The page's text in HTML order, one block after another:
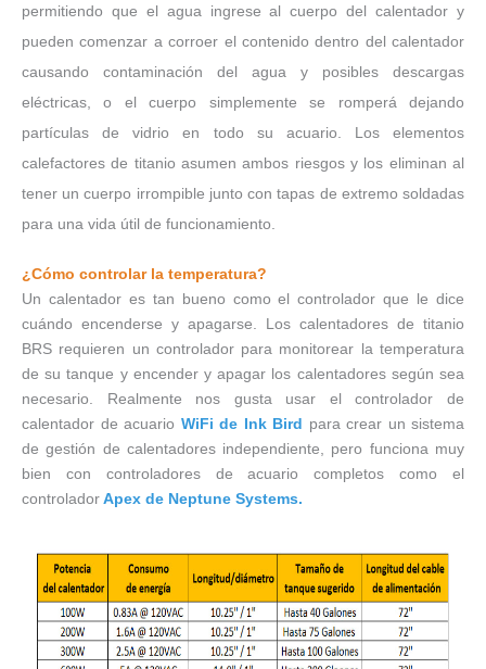
permitiendo que el agua ingrese al cuerpo del calentador y
pueden comenzar a corroer el contenido dentro del calentador
causando contaminación del agua y posibles descargas
eléctricas, o el cuerpo simplemente se romperá dejando
partículas de vidrio en todo su acuario. Los elementos
calefactores de titanio asumen ambos riesgos y los eliminan al
tener un cuerpo irrompible junto con tapas de extremo soldadas
para una vida útil de funcionamiento.
¿Cómo controlar la temperatura?
Un calentador es tan bueno como el controlador que le dice
cuándo encenderse y apagarse. Los calentadores de titanio
BRS requieren un controlador para monitorear la temperatura
de su tanque y encender y apagar los calentadores según sea
necesario. Realmente nos gusta usar el controlador de
calentador de acuario WiFi de Ink Bird para crear un sistema
de gestión de calentadores independiente, pero funciona muy
bien con controladores de acuario completos como el
controladorApex de Neptune Systems.